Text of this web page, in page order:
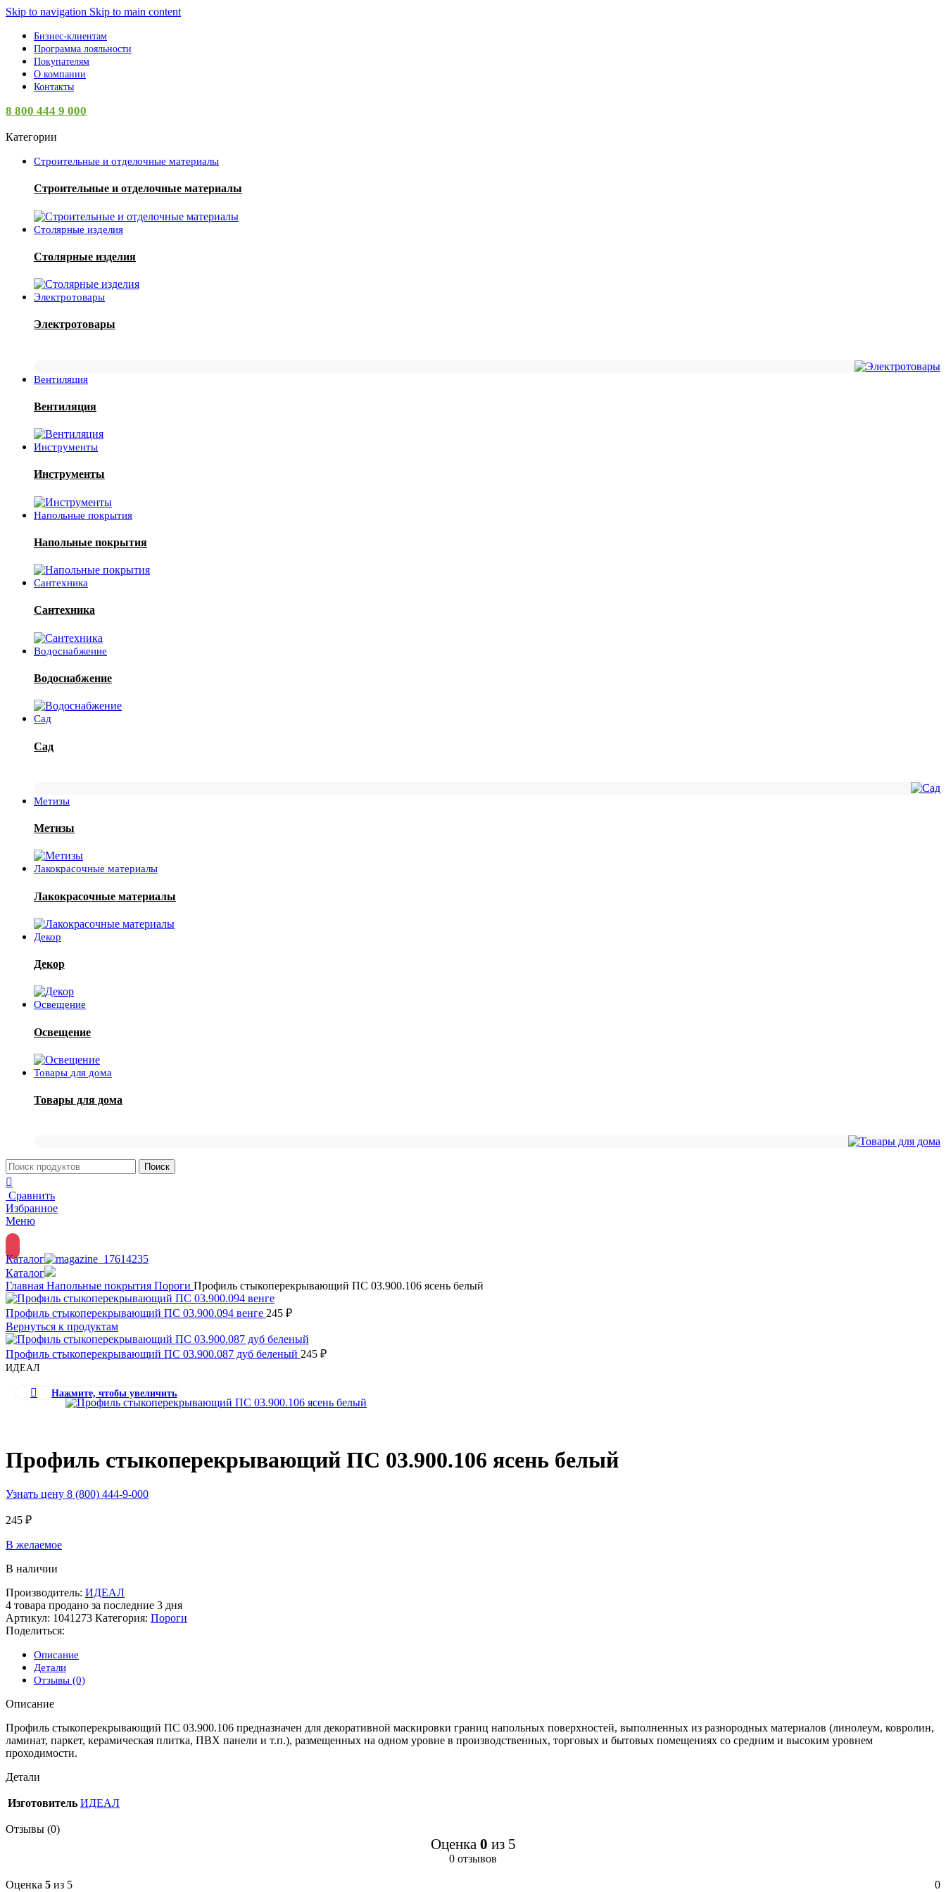
Skip to navigation Skip to main content
Бизнес-клиентам
Программа лояльности
Покупателям
О компании
Контакты
8 800 444 9 000
Категории
Строительные и отделочные материалы
Строительные и отделочные материалы
Столярные изделия
Столярные изделия
Электротовары
Электротовары
Вентиляция
Вентиляция
Инструменты
Инструменты
Напольные покрытия
Напольные покрытия
Сантехника
Сантехника
Водоснабжение
Водоснабжение
Сад
Сад
Метизы
Метизы
Лакокрасочные материалы
Лакокрасочные материалы
Декор
Декор
Освещение
Освещение
Товары для дома
Товары для дома
Поиск
Сравнить
Избранное
Меню
Каталог
Каталог
Главная Напольные покрытия Пороги Профиль стыкоперекрывающий ПС 03.900.106 ясень белый
Профиль стыкоперекрывающий ПС 03.900.094 венге 245 ₽
Вернуться к продуктам
Профиль стыкоперекрывающий ПС 03.900.087 дуб беленый 245 ₽
ИДЕАЛ
Нажмите, чтобы увеличить
Профиль стыкоперекрывающий ПС 03.900.106 ясень белый
Узнать цену 8 (800) 444-9-000
245 ₽
В желаемое
В наличии
Производитель: ИДЕАЛ
4 товара продано за последние 3 дня
Артикул: 1041273 Категория: Пороги
Поделиться:
Описание
Детали
Отзывы (0)
Описание
Профиль стыкоперекрывающий ПС 03.900.106 предназначен для декоративной маскировки границ напольных поверхностей, выполненных из разнородных материалов (линолеум, ковролин,
ламинат, паркет, керамическая плитка, ПВХ панели и т.п.), размещенных на одном уровне в производственных, торговых и бытовых помещениях со средним и высоким уровнем
проходимости.
Детали
Изготовитель ИДЕАЛ
Отзывы (0)
Оценка 0 из 5
0 отзывов
Оценка 5 из 5
0